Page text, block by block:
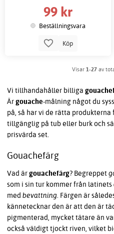
99 kr
Beställningsvara
Köp
Visar 1-27 av
Vi tillhandahåller billiga
Ärgouache-målning något du
på, så har vi de rätta produkterna
tillgänglig på tub eller burk och
prisvärda set.
Gouachefärg
Vad ärgouachefärg? Begreppet
som i sin tur kommer från latinets
med bevattning. Färgen är
kännetecknar den är att den är
pigmenterad, mycket tätare än
också väldigt tjockt riven, vilket